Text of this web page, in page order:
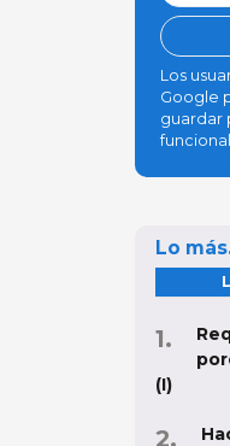
Los
Google
guardar
Lo
(I)